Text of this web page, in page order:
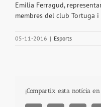
Emilia Ferragud,
membres del club Tortuga i
05-11-2016 | Esports
¡Compartix esta notícia